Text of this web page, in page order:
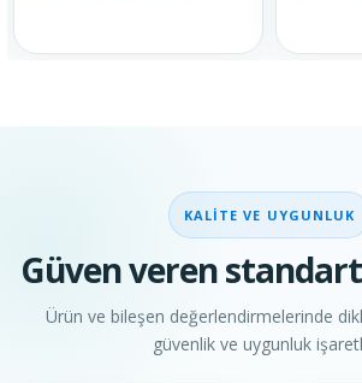
KALITE VE UYGUNLUK
Güven veren standart
Ürün ve bileşen değerlendirmelerinde
güvenlik ve uygunluk